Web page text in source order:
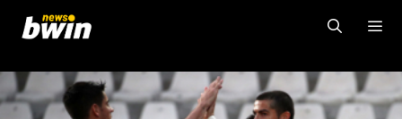
contenuto
MENU